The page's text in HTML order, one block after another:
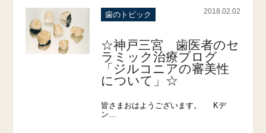
歯のトピック 2018.02.02
☆神戸三宮 歯医者のセ
ラミック治療ブログ
「ジルコニアの審美性
について」☆
皆さまおはようございます。 Kデ
ン...